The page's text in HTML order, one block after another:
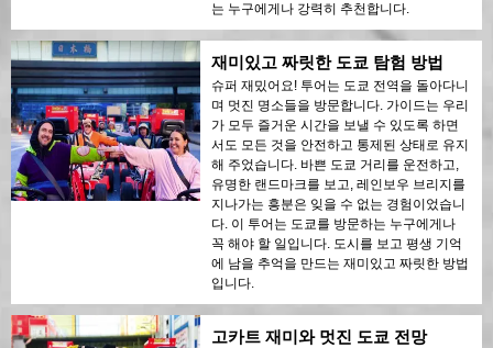
는 누구에게나 강력히 추천합니다.
재미있고 짜릿한 도쿄 탐험 방법
슈퍼 재밌어요! 투어는 도쿄 전역을 돌아다니
며 멋진 명소들을 방문합니다. 가이드는 우리
가 모두 즐거운 시간을 보낼 수 있도록 하면
서도 모든 것을 안전하고 통제된 상태로 유지
해 주었습니다. 바쁜 도쿄 거리를 운전하고,
유명한 랜드마크를 보고, 레인보우 브리지를
지나가는 흥분은 잊을 수 없는 경험이었습니
다. 이 투어는 도쿄를 방문하는 누구에게나
꼭 해야 할 일입니다. 도시를 보고 평생 기억
에 남을 추억을 만드는 재미있고 짜릿한 방법
입니다.
고카트 재미와 멋진 도쿄 전망